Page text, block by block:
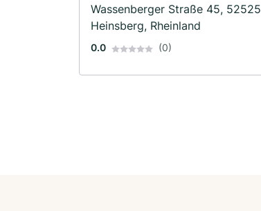
Wassenberger Straße 45, 52525
Heinsberg, Rheinland
0.0 (0)